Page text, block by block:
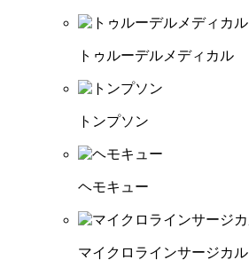
トゥルーデルメディカル
トンプソン
ヘモキュー
マイクロラインサージカル